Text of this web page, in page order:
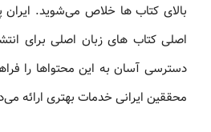
بالای کتاب ها خلاص می‌شوید. ایران
اصلی کتاب های زبان اصلی برای
دسترسی آسان به این محتواها را
محققین ایرانی خدمات بهتری ارائه